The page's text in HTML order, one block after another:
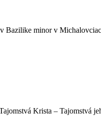
Bazilike minor v
Krista – Tajomstvá